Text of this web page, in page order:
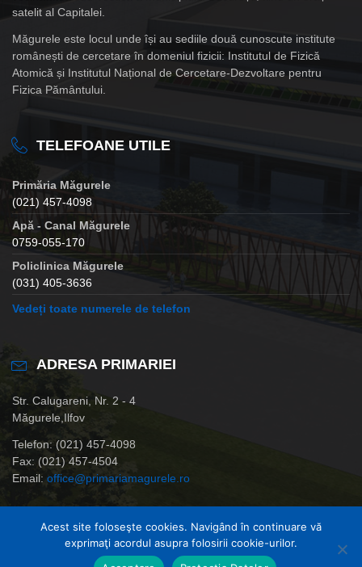
satelit al Capitalei.
Măgurele este locul unde își au sediile două cunoscute institute
românești de cercetare în domeniul fizicii: Institutul de Fizică
Atomică și Institutul Național de Cercetare-Dezvoltare pentru
Fizica Pământului.
TELEFOANE UTILE
Primăria Măgurele
(021) 457-4098
Apă - Canal Măgurele
0759-055-170
Policlinica Măgurele
(031) 405-3636
Vedeți toate numerele de telefon
ADRESA PRIMARIEI
Str. Calugareni, Nr. 2 - 4
Măgurele,Ilfov
Telefon: (021) 457-4098
Fax: (021) 457-4504
Email: office@primariamagurele.ro
© Primaria Orasului Magurele,Ilfov
Acest site foloseşte cookies. Navigând în continuare vă
exprimaţi acordul asupra folosirii cookie-urilor.